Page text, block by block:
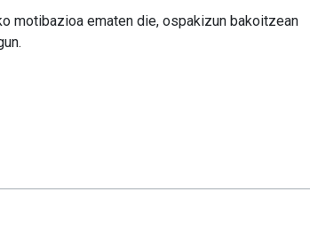
motibazioa ematen die, ospakizun bakoitzean